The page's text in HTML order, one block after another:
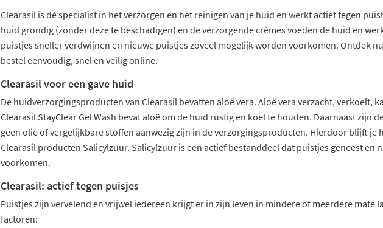
Clearasil is dé specialist in het verzorgen en het reinigen van je huid en werkt actief tegen
huid grondig (zonder deze te beschadigen) en de verzorgende crèmes voeden de huid en
puistjes sneller verdwijnen en nieuwe puistjes zoveel mogelijk worden voorkomen. Ontdek
bestel eenvoudig, snel en veilig online.
Clearasil voor een gave huid
De huidverzorgingsproducten van Clearasil bevatten aloë vera. Aloë vera verzacht, verkoelt,
Clearasil StayClear Gel Wash bevat aloë om de huid rustig en koel te houden. Daarnaast zijn
geen olie of vergelijkbare stoffen aanwezig zijn in de verzorgingsproducten. Hierdoor blijft je
Clearasil producten Salicylzuur. Salicylzuur is een actief bestanddeel dat puistjes geneest en
voorkomen.
Clearasil: actief tegen puisjes
Puistjes zijn vervelend en vrijwel iedereen krijgt er in zijn leven in mindere of meerdere mate
factoren: